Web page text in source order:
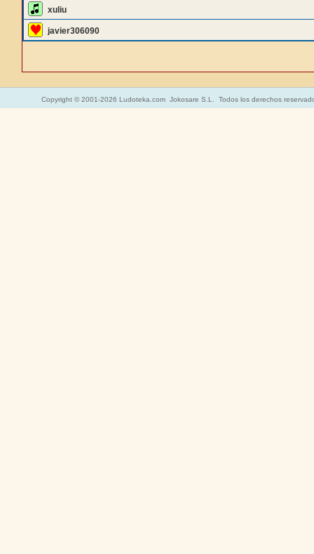
xuliu
javier306090
Copyright © 2001-2026 Ludoteka.com Jokosare S.L. Todos los derechos